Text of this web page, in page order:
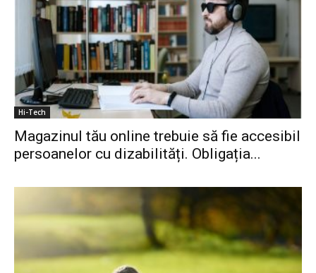
Hi-Tech
Magazinul tău online trebuie să fie accesibil
persoanelor cu dizabilități. Obligația...